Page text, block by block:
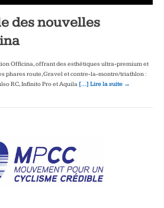
des nouvelles
Officina, offrant des esthétiques ultra‑premium et
phares route, Gravel et contre‑la‑montre/triathlon :
RC, Infinito Pro et Aquila […] Lire la suite →